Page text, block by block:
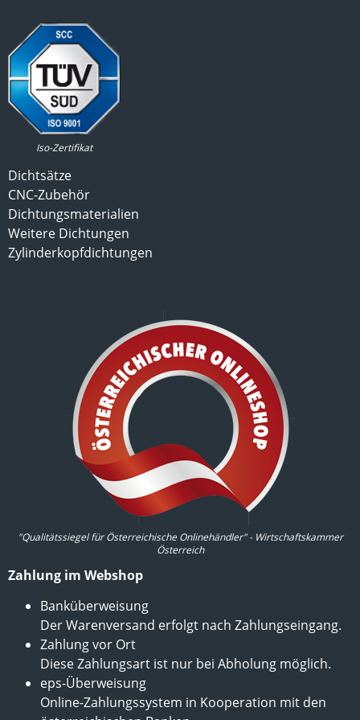
Iso-Zertifikat
Dichtsätze
CNC-Zubehör
Dichtungsmaterialien
Weitere Dichtungen
Zylinderkopfdichtungen
"Qualitätssiegel für Österreichische Onlinehändler" - Wirtschaftskammer
Österreich
Zahlung im Webshop
Banküberweisung
Der Warenversand erfolgt nach Zahlungseingang.
Zahlung vor Ort
Diese Zahlungsart ist nur bei Abholung möglich.
eps-Überweisung
Online-Zahlungssystem in Kooperation mit den